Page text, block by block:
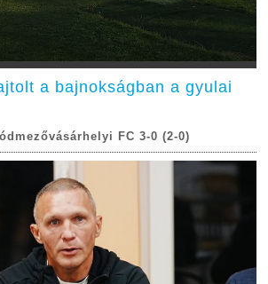
a bajnokságban a gyulai
FC 3-0 (2-0)